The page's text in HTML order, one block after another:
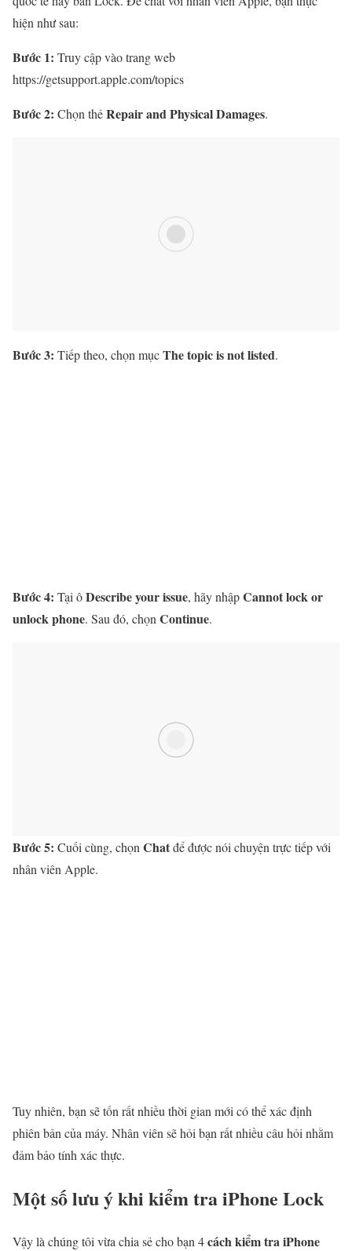
hiện như sau:
Bước 1: Truy cập vào trang web
https://getsupport.apple.com/topics
Bước 2: Chọn thẻRepair and Physical Damages.
Bước 3: Tiếp theo, chọn mụcThe topic is not listed.
Bước 4: Tại ôDescribe your issue, hãy nhậpCannot lock or
unlock phone. Sau đó, chọn Continue.
Bước 5: Cuối cùng, chọnChatđể được nói chuyện trực tiếp với
nhân viên Apple.
Tuy nhiên, bạn sẽ tốn rất nhiều thời gian mới có thể xác định
phiên bản của máy. Nhân viên sẽ hỏi bạn rất nhiều câu hỏi nhằm
đảm bảo tính xác thực.
Một số lưu ý khi kiểm tra iPhone Lock
Vậy là chúng tôi vừa chia sẻ cho bạn 4cách kiểm tra iPhone